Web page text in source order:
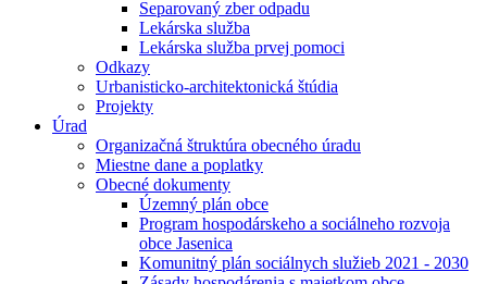
Separovaný zber odpadu
Lekárska služba
Lekárska služba prvej pomoci
Odkazy
Urbanisticko-architektonická štúdia
Projekty
Úrad
Organizačná štruktúra obecného úradu
Miestne dane a poplatky
Obecné dokumenty
Územný plán obce
Program hospodárskeho a sociálneho rozvoja
obce Jasenica
Komunitný plán sociálnych služieb 2021 - 2030